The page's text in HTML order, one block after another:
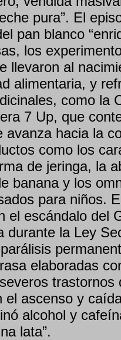
pura”. El
pan blanco
los
llevaron al
alimentaria, y
como la
7 Up, que
avanza hacia la
como los
de jeringa, la
banana y los
para niños.
el escándalo del
durante la Ley
elaboradas
trastornos
el ascenso y
alcohol y
lata”.